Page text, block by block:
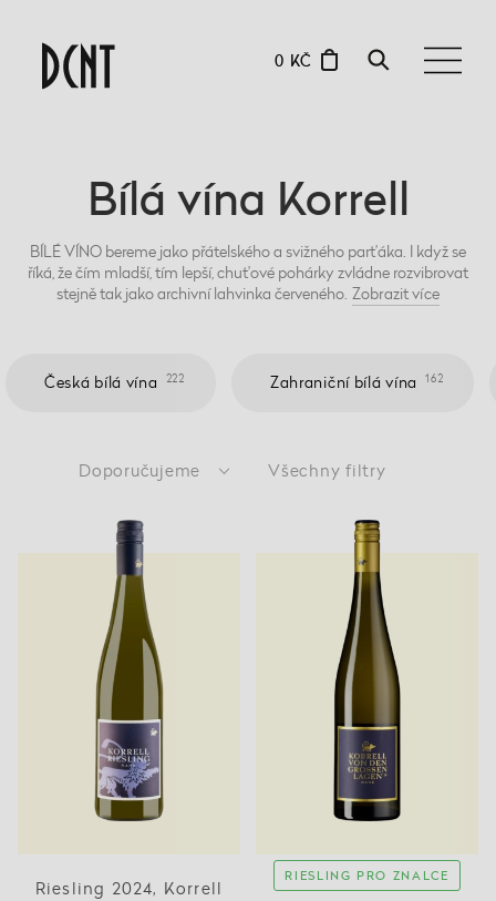
0 KČ
Bílá vína Korrell
BÍLÉ VÍNO bereme jako přátelského a svižného parťáka. I když se
říká, že čím mladší, tím lepší, chuťové pohárky zvládne rozvibrovat
stejně tak jako archivní lahvinka červeného. Zobrazitvíce
Česká bílá vína 222 Zahraniční bílá vína 162
Doporučujeme Všechny filtry
Riesling 2024, Korrell
RIESLING PRO ZNALCE